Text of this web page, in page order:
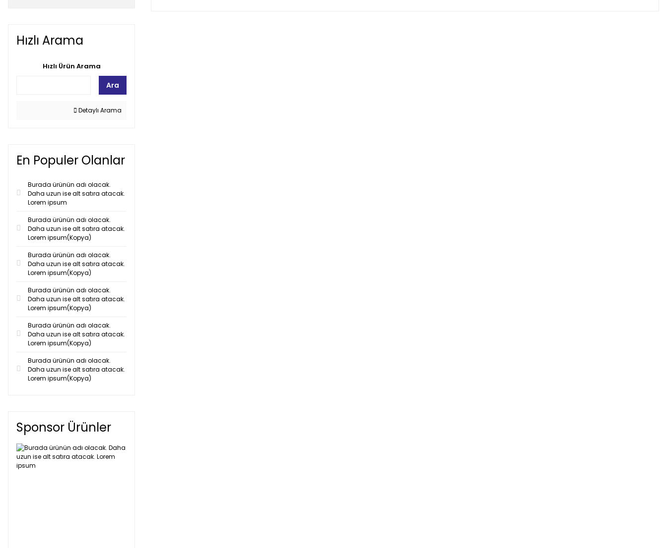
Hızlı Arama
Hızlı Ürün Arama
Ara
Detaylı Arama
En Populer Olanlar
Burada ürünün adı olacak.
Daha uzun ise alt satıra atacak.
Lorem ipsum
Burada ürünün adı olacak.
Daha uzun ise alt satıra atacak.
Lorem ipsum(Kopya)
Burada ürünün adı olacak.
Daha uzun ise alt satıra atacak.
Lorem ipsum(Kopya)
Burada ürünün adı olacak.
Daha uzun ise alt satıra atacak.
Lorem ipsum(Kopya)
Burada ürünün adı olacak.
Daha uzun ise alt satıra atacak.
Lorem ipsum(Kopya)
Burada ürünün adı olacak.
Daha uzun ise alt satıra atacak.
Lorem ipsum(Kopya)
Sponsor Ürünler